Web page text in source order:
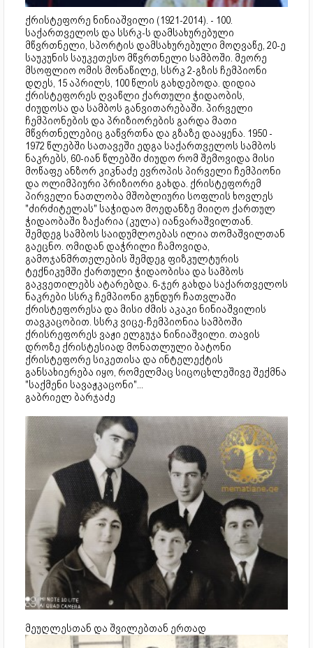
ქრისტეფორე ნინიაშვილი (1921-2014). - 100.
საქართველოს და სსრკ-ს დამსახურებული
მწვრთნელი, სპორტის დამსახურებული მოღვაწე, 20-ე
საუკუნის საუკეთესო მწვრთნელი სამბოში. მეორე
მსოფლიო ომის მონაწილე, სსრკ 2-გზის ჩემპიონი
დღეს, 15 აპრილს, 100 წლის გახდებოდა. დიდია
ქრისტეფორეს ღვაწლი ქართული ჭიდაობის,
ძიუდოსა და სამბოს განვითარებაში. პირველი
ჩემპიონების და პრიზიორების გარდა მათი
მწვრთნელებიც გაწვრთნა და გზაზე დააყენა. 1950 -
1972 წლებში სათავეში ედგა საქართველოს სამბოს
ნაკრებს, 60-იან წლებში ძიუდო რომ შემოვიდა მისი
მოწაფე ანზორ კიკნაძე ევროპის პირველი ჩემპიონი
და ოლიმპიური პრიზიორი გახდა. ქრისტეფორემ
პირველი ნათლობა მშობლიური სოფლის ხოვლეს
"ძირძიტელას" საჭიდაო მოედანზე მიიღო ქართულ
ჭიდაობაში ზაქარია (კულა) იანვარაშვილთან.
შემდეგ სამბოს საიდუმლოებას ილია თომაშვილთან
გაეცნო. ომიდან დაჭრილი ჩამოვიდა,
გამოჯანმრთელების შემდეგ ფიზკულტურის
ტექნიკუმში ქართული ჭიდაობისა და სამბოს
გაკვეთილებს ატარებდა. 6-ჯერ გახდა საქართველოს
ნაკრები სსრკ ჩემპიონი გუნდურ ჩათვლაში
ქრისტეფორესა და მისი ძმის აკაკი ნინიაშვილის
თავკაცობით. სსრკ ვიცე-ჩემპიონია სამბოში
ქრისრეფორეს ვაჟი ელგუჯა ნინიაშვილი. თავის
დროზე ქრისტესიად მონათლული ბატონი
ქრისტეფორე სიკეთისა და ინტელექტის
განსახიერება იყო, რომელმაც სიცოცხლეშივე შექმნა
"საქმენი სავაჟკაცონი"...
გაბრიელ ბარჯაძე
მეუღლესთან და შვილებთან ერთად